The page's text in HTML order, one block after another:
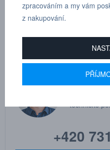
Dle tloušťky hadice
MARTIN
technické
+420
zpracováním a my vám
z nakupování.